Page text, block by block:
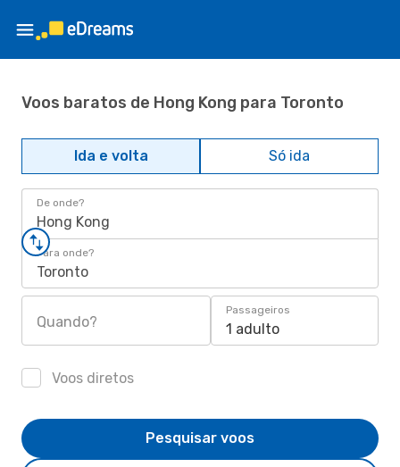
Voos baratos de Hong Kong para Toronto
Ida e volta Só ida
De onde?
Hong Kong
Para onde?
Toronto
Quando?
Passageiros
1 adulto
Voos diretos
Pesquisar voos